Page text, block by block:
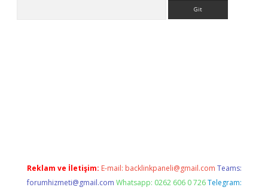
Reklam ve İletişim: E-mail: backlinkpaneli@gmail.com Teams:
forumhizmeti@gmail.com Whatsapp: 0262 606 0 726 Telegram: